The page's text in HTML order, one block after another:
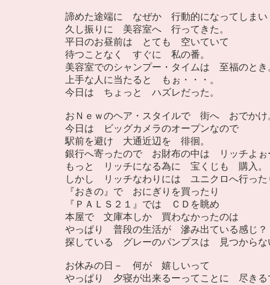
諦めた途端に なぜか 行動的になってしまい
久し振りに 美容室へ 行ってきた。
平日のお昼前は とても 空いていて
待つことなく すぐに 私の番。
美容室でのシャンプー・タイムは 至福のとき
上手な人に当たると もぉ・・・。
今日は ちょっと ハズレだった。
おＮｅｗのヘア・スタイルで 街へ おでかけ
今日は ビッグカメラのオープンなので
駅前を避け 大通近辺を 徘徊。
銀行へ寄ったので お財布の中は リッチよぉ
もっと リッチになる為に 宝くじも 購入。
しかし リッチなわりには ユニクロへ行った
『おきの』で おにぎりを買ったり
『ＰＡＬＳ２１』では ＣＤを眺め
本屋で 文庫本しか 買わなかったのは
やっぱり 普段の生活が 滲み出ている感じ？
探している グレーのパンプスは 見つからな
お休みの日－ 何が 嬉しいって
やっぱり 夕寝が出来るーってことに 尽きる